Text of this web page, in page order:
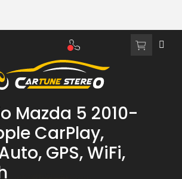
NÁKUPNÍ
Mazda 5 2010-
CarPlay,
GPS, WiFi,